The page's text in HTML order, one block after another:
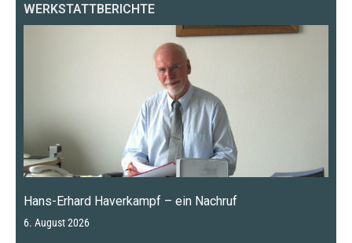
WERKSTATTBERICHTE
Hans-Erhard Haverkampf – ein Nachruf
6. August 2026